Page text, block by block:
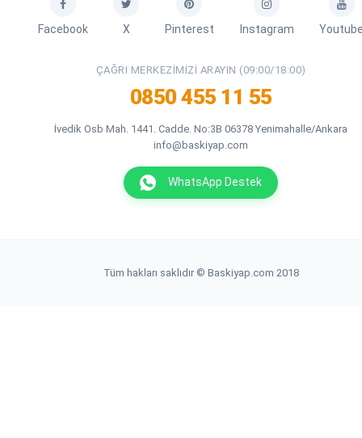
Facebook X Pinterest Instagram
ÇAĞRI MERKEZIMIZI ARAYIN (09:00/18:00)
0850 455 11 55
İvedik Osb Mah. 1441. Cadde. No:3B 06378 Yenimahalle/Ankara
info@baskiyap.com
WhatsApp Destek
Tüm hakları saklıdır © Baskiyap.com 2018